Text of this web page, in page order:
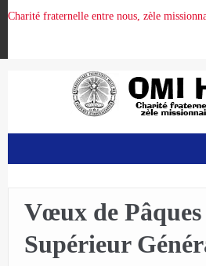
Charité fraternelle entre nous, zèle
ORGANISATION DE LA
PRÉSENCE OMI
Vœux de
Supérieur